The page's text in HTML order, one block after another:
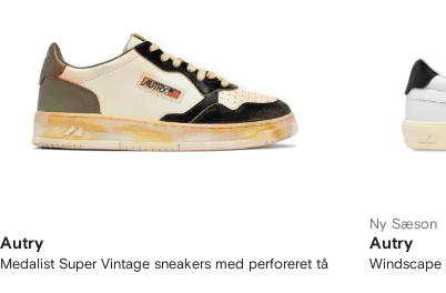
Autry
Medalist Super Vintage sneakers med perforeret tå
Ny Sæson
Autry